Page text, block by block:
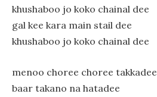
khushaboo jo koko chainal dee
gal kee kara main stail dee
khushaboo jo koko chainal dee
menoo choree choree takkadee
baar takano na hatadee